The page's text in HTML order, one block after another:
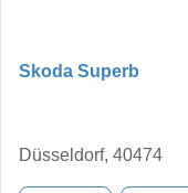
Skoda Superb
Düsseldorf, 40474